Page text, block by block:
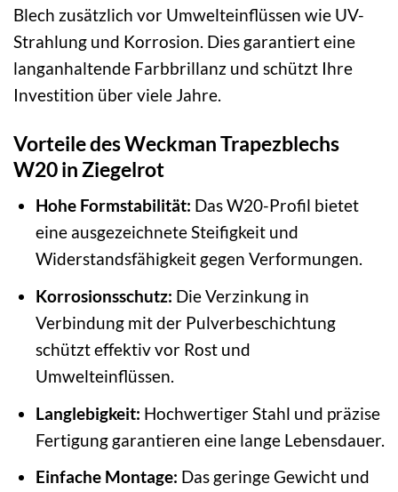
Blech zusätzlich vor Umwelteinflüssen wie UV-
Strahlung und Korrosion. Dies garantiert eine
langanhaltende Farbbrillanz und schützt Ihre
Investition über viele Jahre.
Vorteile des Weckman Trapezblechs
W20 in Ziegelrot
Hohe Formstabilität: Das W20-Profil bietet
eine ausgezeichnete Steifigkeit und
Widerstandsfähigkeit gegen Verformungen.
Korrosionsschutz: Die Verzinkung in
Verbindung mit der Pulverbeschichtung
schützt effektiv vor Rost und
Umwelteinflüssen.
Langlebigkeit: Hochwertiger Stahl und präzise
Fertigung garantieren eine lange Lebensdauer.
Einfache Montage: Das geringe Gewicht und